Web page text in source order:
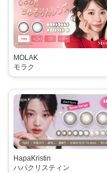
MOLAK
モラク
HapaKristin
ハパクリスティン